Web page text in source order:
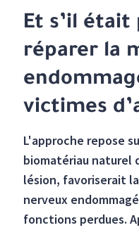
Et s’il était
réparer la
victimes
L'approche repose
biomatériau naturel
lésion, favoriserait
nerveux
fonctions perdues.